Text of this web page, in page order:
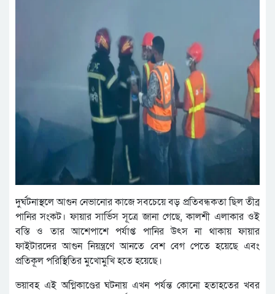
দুর্ঘটনাস্থলে আগুন নেভানোর কাজে সবচেয়ে বড় প্রতিবন্ধকতা ছিল তীব্র
পানির সংকট। ফায়ার সার্ভিস সূত্রে জানা গেছে, কালশী এলাকার ওই
বস্তি ও তার আশেপাশে পর্যাপ্ত পানির উৎস না থাকায় ফায়ার
ফাইটারদের আগুন নিয়ন্ত্রণে আনতে বেশ বেগ পেতে হয়েছে এবং
প্রতিকূল পরিস্থিতির মুখোমুখি হতে হয়েছে।
ভয়াবহ এই অগ্নিকাণ্ডের ঘটনায় এখন পর্যন্ত কোনো হতাহতের খবর